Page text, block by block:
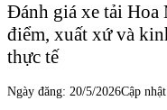
Đánh giá xe tải
điểm, xuất xứ và
thực tế
Ngày đăng: 20/5/2026Cập